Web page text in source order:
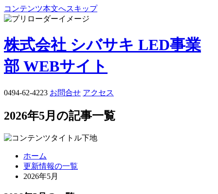
コンテンツ本文へスキップ
株式会社 シバサキ LED事業
部 WEBサイト
0494-62-4223 お問合せ アクセス
2026年5月の記事一覧
ホーム
更新情報の一覧
2026年5月